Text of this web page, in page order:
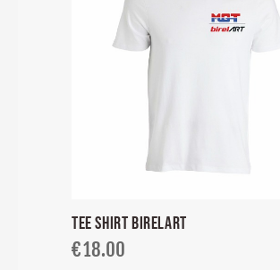
TEE SHIRT BIRELART
€18.00